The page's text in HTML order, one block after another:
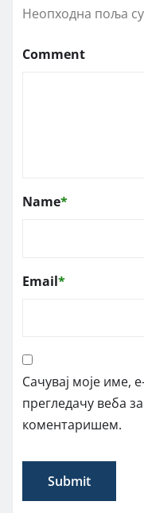
Неопходна поља
Comment
Name*
Email*
Сачувај моје име,
прегледачу веба
коментаришем.